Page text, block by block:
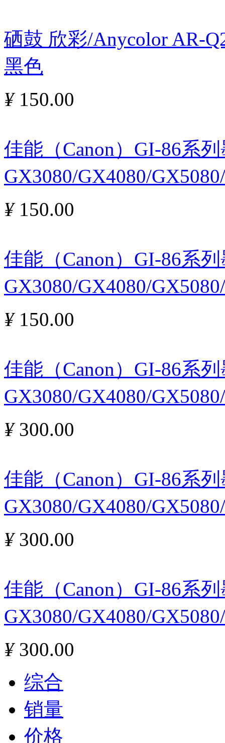
硒鼓 欣彩/Anycolor AR-
黑色
¥150.00
佳能（Canon）GI-86系
GX3080/GX4080/
¥150.00
佳能（Canon）GI-86系
GX3080/GX4080/
¥150.00
佳能（Canon）GI-86系
GX3080/GX4080/
¥300.00
佳能（Canon）GI-86系
GX3080/GX4080/
¥300.00
佳能（Canon）GI-86系
GX3080/GX4080/
¥300.00
综合
销量
价格